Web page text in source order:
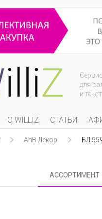
для
и
О WILLIZ СТАТЬИ
 AnB Декор  БЛ
АССОРТИМЕНТ